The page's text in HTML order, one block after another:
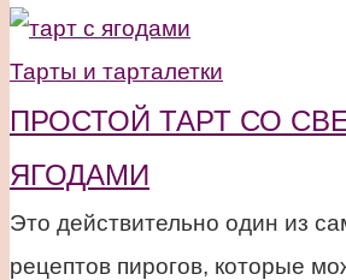
Тарты и тарталетки
ПРОСТОЙ ТАРТ СО
ЯГОДАМИ
Это действительно один из
рецептов пирогов, которые